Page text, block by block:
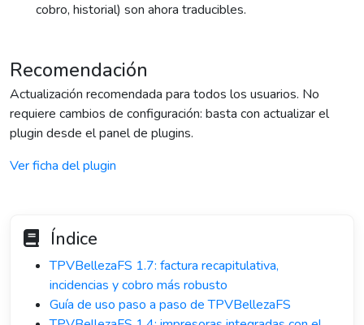
cobro, historial) son ahora traducibles.
Recomendación
Actualización recomendada para todos los usuarios. No
requiere cambios de configuración: basta con actualizar el
plugin desde el panel de plugins.
Ver ficha del plugin
Índice
TPVBellezaFS 1.7: factura recapitulativa,
incidencias y cobro más robusto
Guía de uso paso a paso de TPVBellezaFS